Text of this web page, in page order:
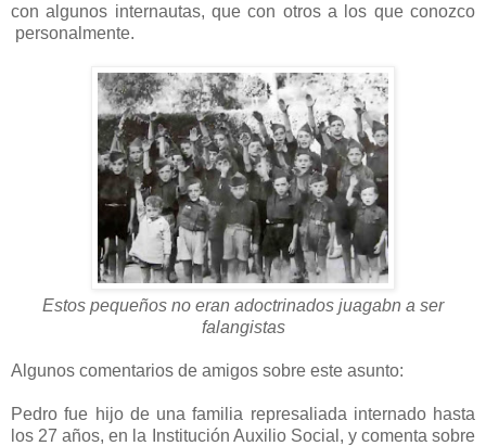
con algunos internautas, que con otros a los que conozco
personalmente.
Estos pequeños no eran adoctrinados juagabn a ser
falangistas
Algunos comentarios de amigos sobre este asunto:
Pedro fue hijo de una familia represaliada internado hasta
los 27 años, en la Institución Auxilio Social, y comenta sobre